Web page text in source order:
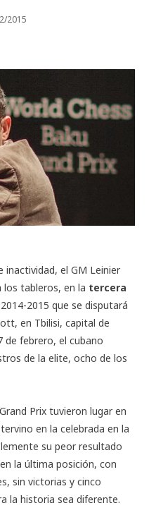
2015
inactividad, el GM Leinier
los tableros, en la tercera
2015 que se disputará
en Tbilisi, capital de
de febrero, el cubano
de la elite, ocho de los
Prix tuvieron lugar en
en la celebrada en la
su peor resultado
la última posición, con
sin victorias y cinco
la historia sea diferente.